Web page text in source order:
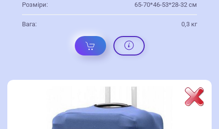
Розміри: 65-70*46-53*28-32 см
Вага: 0,3 кг